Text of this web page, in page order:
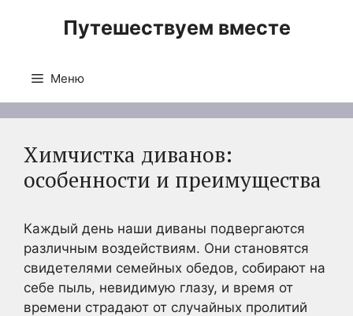
Путешествуем вместе
Меню
Химчистка диванов:
особенности и преимущества
Каждый день наши диваны подвергаются
различным воздействиям. Они становятся
свидетелями семейных обедов, собирают на
себе пыль, невидимую глазу, и время от
времени страдают от случайных пролитий